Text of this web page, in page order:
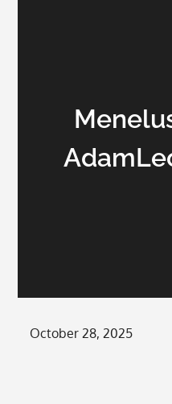
Posted
October 28, 2025